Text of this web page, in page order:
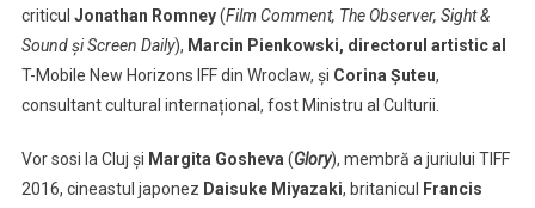
criticul Jonathan Romney(Film Comment, The Observer, Sight &
Sound și Screen Daily), Marcin Pienkowski, directorul artistic al
T-Mobile New Horizons IFF din Wroclaw, și Corina Șuteu,
consultant cultural internațional, fost Ministru al Culturii.
Vor sosi la Cluj și Margita Gosheva (Glory), membră a juriului TIFF
2016, cineastul japonez Daisuke Miyazaki, britanicul
Francis